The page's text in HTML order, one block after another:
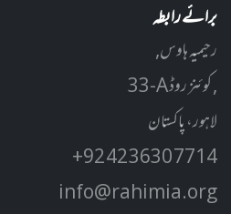
برائے رابطہ
رحیمیہ ہاوس,
33-A کوئنز روڈ ,
لاہور، پاکستان
+92 42 3630 7714
info@rahimia.org